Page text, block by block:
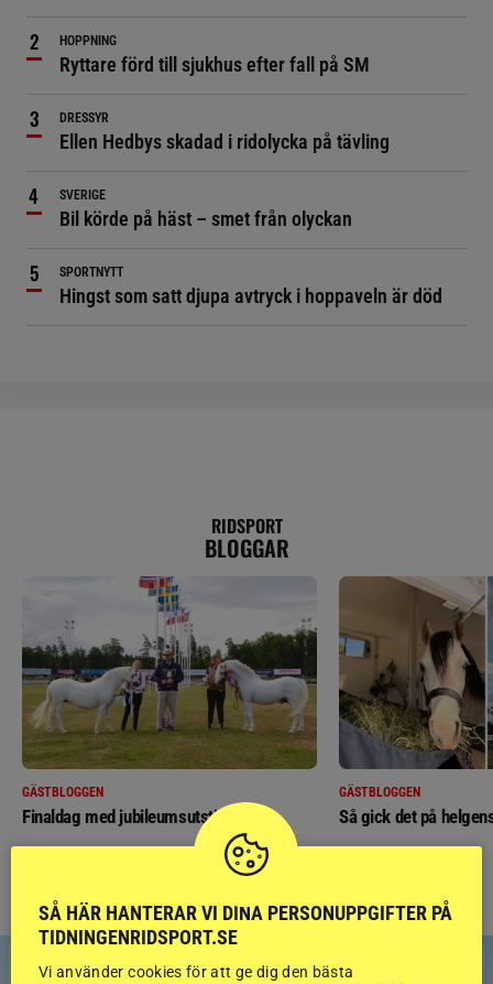
HOPPNING
Ryttare förd till sjukhus efter fall på SM
DRESSYR
Ellen Hedbys skadad i ridolycka på tävling
SVERIGE
Bil körde på häst – smet från olyckan
SPORTNYTT
Hingst som satt djupa avtryck i hoppaveln är död
RIDSPORT
BLOGGAR
GÄSTBLOGGEN
Finaldag med jubileumsutställning
GÄSTBLOGGEN
Så gick det på
SÅ HÄR HANTERAR VI DINA PERSONUPPGIFTER PÅ
TIDNINGENRIDSPORT.SE
Vi använder cookies för att ge dig den bästa